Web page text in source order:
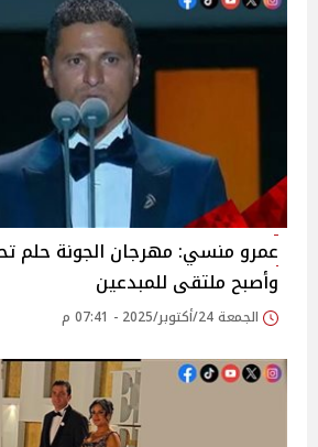
عمرو منسي: مهرجان الجونة حلم
وأصبح ملتقى للمبدعين
الجمعة 24/أكتوبر/2025 - 07:41 م